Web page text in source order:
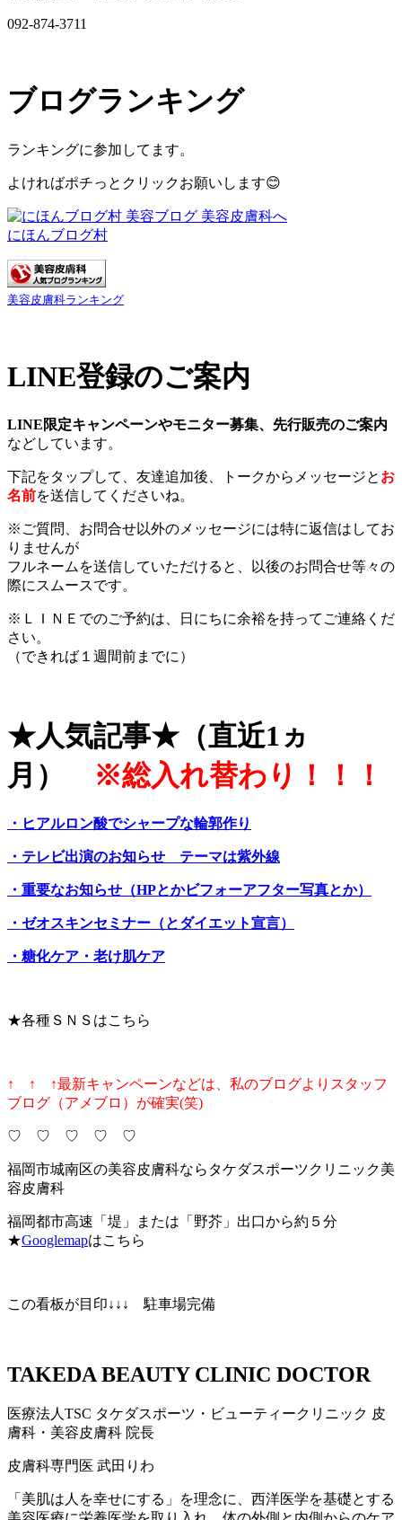
092-874-3711
ブログランキング
ランキングに参加してます。
よければポチっとクリックお願いします😊
にほんブログ村
美容皮膚科ランキング
LINE登録のご案内
LINE限定キャンペーンやモニター募集、先行販売のご案内
などしています。
下記をタップして、友達追加後、トークからメッセージと お
名前を送信してくださいね。
※ご質問、お問合せ以外のメッセージには特に返信はしてお
りませんが
フルネームを送信していただけると、以後のお問合せ等々の
際にスムースです。
※ＬＩＮＥでのご予約は、日にちに余裕を持ってご連絡くだ
さい。
（できれば１週間前までに）
★人気記事★（直近1ヵ
月）
※総入れ替わり！！！
・ヒアルロン酸でシャープな輪郭作り
・テレビ出演のお知らせ テーマは紫外線
・重要なお知らせ（HPとかビフォーアフター写真とか）
・ゼオスキンセミナー（とダイエット宣言）
・糖化ケア・老け肌ケア
★各種ＳＮＳはこちら
↑ ↑ ↑最新キャンペーンなどは、私のブログよりスタッフ
ブログ（アメブロ）が確実(笑)
♡ ♡ ♡ ♡ ♡
福岡市城南区の美容皮膚科ならタケダスポーツクリニック美
容皮膚科
福岡都市高速「堤」または「野芥」出口から約５分
★Googlemapはこちら
この看板が目印↓↓↓ 駐車場完備
TAKEDA BEAUTY CLINIC DOCTOR
医療法人TSC タケダスポーツ・ビューティークリニック 皮
膚科・美容皮膚科 院長
皮膚科専門医 武田りわ
「美肌は人を幸せにする」を理念に、西洋医学を基礎とする